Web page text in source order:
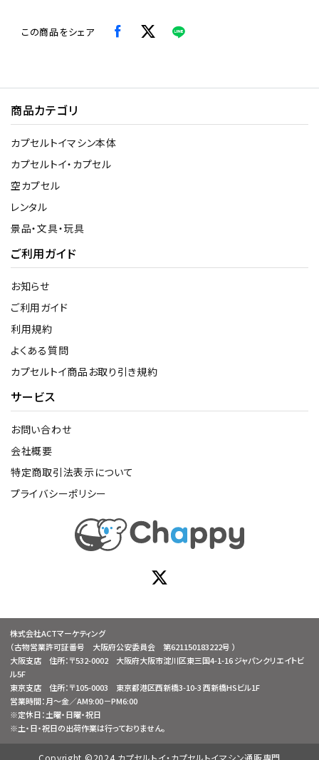
この商品をシェア
商品カテゴリ
カプセルトイマシン本体
カプセルトイ・カプセル
空カプセル
レンタル
景品・文具・玩具
ご利用ガイド
お知らせ
ご利用ガイド
利用規約
よくある質問
カプセルトイ商品お取り引き規約
サービス
お問い合わせ
会社概要
特定商取引法表示について
プライバシーポリシー
株式会社ACTマーケティング
（古物営業許可証番号 大阪府公安委員会 第621150183222号 ）
大阪支店 住所：〒532-0002 大阪府大阪市淀川区東三国4-1-16 ジャパンクリエイトビ
ル5F
東京支店 住所：〒105-0003 東京都港区西新橋3-10-3 西新橋HSビル1F
営業時間：月～金／AM9:00－PM6:00
※定休日：土曜・日曜・祝日
※土・日・祝日の出荷作業は行っておりません。